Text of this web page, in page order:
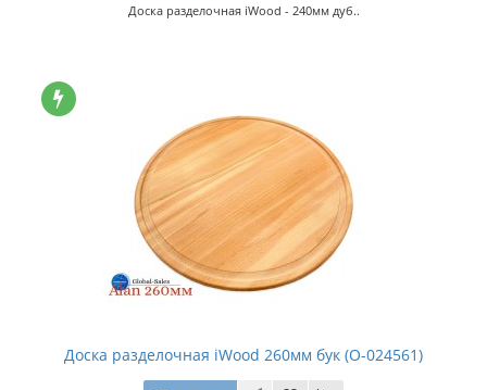
Доска разделочная iWood - 240мм дуб..
Доска разделочная iWood 260мм бук (О-024561)